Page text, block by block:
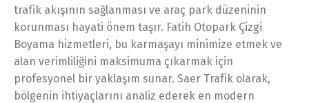
trafik akışının sağlanması ve araç park düzeninin
korunması hayati önem taşır. Fatih Otopark Çizgi
Boyama hizmetleri, bu karmaşayı minimize etmek ve
alan verimliliğini maksimuma çıkarmak için
profesyonel bir yaklaşım sunar. Saer Trafik olarak,
bölgenin ihtiyaçlarını analiz ederek en modern